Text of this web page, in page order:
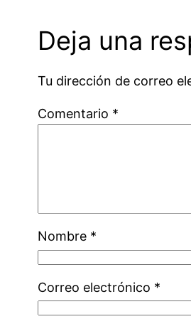
Deja una
Tu dirección de correo
Comentario *
Nombre *
Correo electrónico *